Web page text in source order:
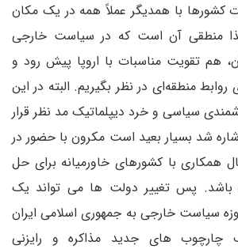
کشورها با همدیگر عملاً همه در یک مکان
منطقی آن است که در سیاست خارجی
هم تقویت مناسبات با اروپا پیش رود و
منطقه‌ای در نظر بگیریم. البته در این
سیاسی و خرد دیپلماتیک مد نظر قرار
شد بسیار بعید است مکرون با حضور در
همکاری با کشورهای خاورمیانه برای حل
باشد. پس تغییر دولت ها می تواند یک
سیاست خارجی به جمهوری اسلامی ایران
چارچوب های جدید مذاکره و رایزنی